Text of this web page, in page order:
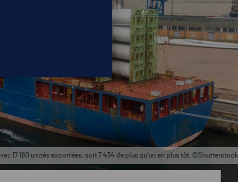
17 180 unités exportées, soit 7 434 de plus qu’un an plus tôt. ©Shutterstock